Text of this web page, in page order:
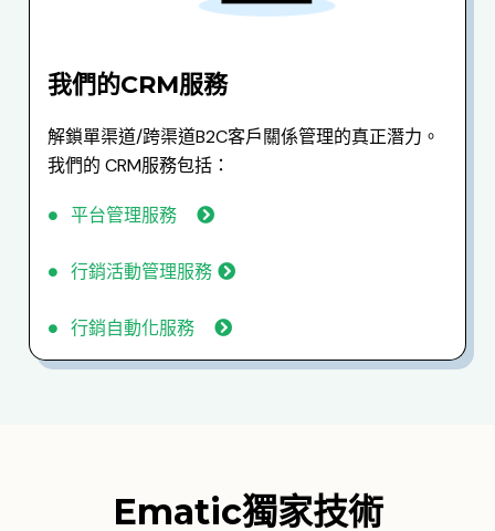
我們的CRM服務
解鎖單渠道/跨渠道B2C客戶關係管理的真正潛力。
我們的 CRM服務包括：
平台管理服務
行銷活動管理服務
行銷自動化服務
Ematic獨家技術